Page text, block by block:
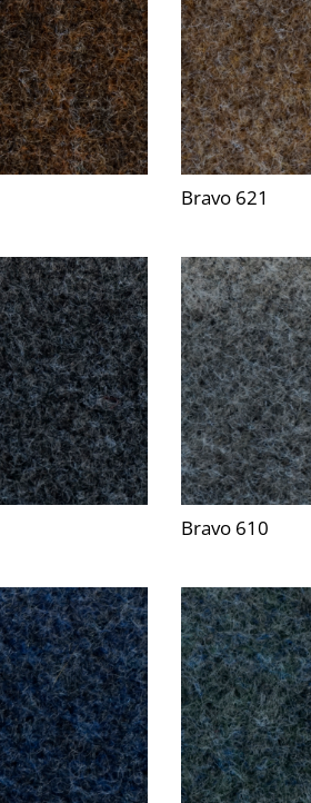
Bravo 621
Bravo 610